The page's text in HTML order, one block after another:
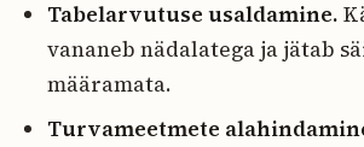
Tabelarvutuse usaldamine.
vananeb nädalatega ja jätab
määramata.
Turvameetmete